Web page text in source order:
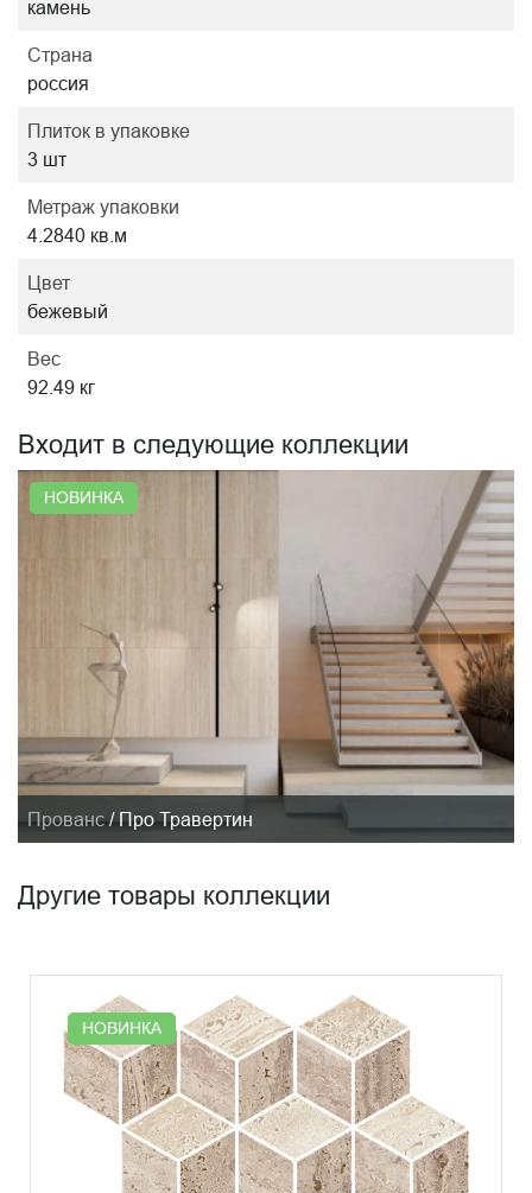
камень
Страна
россия
Плиток в упаковке
3 шт
Метраж упаковки
4.2840 кв.м
Цвет
бежевый
Вес
92.49 кг
Входит в следующие коллекции
НОВИНКА
Прованс / Про Травертин
Другие товары коллекции
НОВИНКА